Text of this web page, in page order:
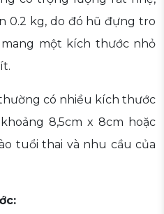
0.2 kg, do đó hũ đựng tro
một kích thước nhỏ
có nhiều kích thước
8,5cm x 8cm hoặc
tuổi thai và nhu cầu của